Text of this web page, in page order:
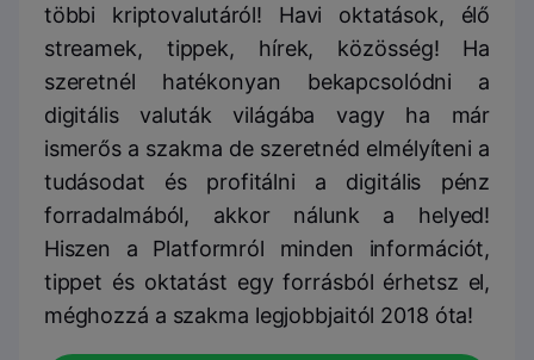
többi kriptovalutáról! Havi oktatások, élő
streamek, tippek, hírek, közösség! Ha
szeretnél hatékonyan bekapcsolódni a
digitális valuták világába vagy ha már
ismerős a szakma de szeretnéd elmélyíteni a
tudásodat és profitálni a digitális pénz
forradalmából, akkor nálunk a helyed!
Hiszen a Platformról minden információt,
tippet és oktatást egy forrásból érhetsz el,
méghozzá a szakma legjobbjaitól 2018 óta!